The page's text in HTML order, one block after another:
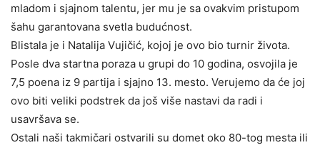
mladom i sjajnom talentu, jer mu je sa ovakvim pristupom
šahu garantovana svetla budućnost.
Blistala je i Natalija Vujičić, kojoj je ovo bio turnir života.
Posle dva startna poraza u grupi do 10 godina, osvojila je
7,5 poena iz 9 partija i sjajno 13. mesto. Verujemo da će joj
ovo biti veliki podstrek da još više nastavi da radi i
usavršava se.
Ostali naši takmičari ostvarili su domet oko 80-tog mesta ili